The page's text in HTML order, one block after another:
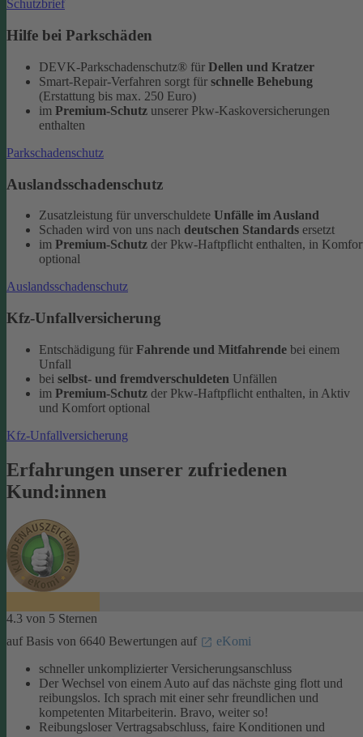
Schutzbrief
Hilfe bei Parkschäden
DEVK-Parkschadenschutz® für Dellen und Kratzer
Smart-Repair-Verfahren sorgt für schnelle Behebung
(Erstattung bis max. 250 Euro)
im Premium-Schutz unserer Pkw-Kaskoversicherungen
enthalten
Parkschadenschutz
Auslandsschadenschutz
Zusatzleistung für unverschuldete Unfälle im Ausland
Schaden wird von uns nach deutschen Standards ersetzt
im Premium-Schutz der Pkw-Haftpflicht enthalten, in
optional
Auslandsschadenschutz
Kfz-Unfallversicherung
Entschädigung für Fahrende und Mitfahrende bei einem
Unfall
bei selbst- und fremdverschuldeten Unfällen
im Premium-Schutz der Pkw-Haftpflicht enthalten, in Aktiv
und Komfort optional
Kfz-Unfallversicherung
Erfahrungen unserer zufriedenen
Kund:innen
4.3 von 5 Sternen
auf Basis von 6640 Bewertungen auf
eKomi
schneller unkomplizierter Versicherungsanschluss
Der Wechsel von einem Auto auf das nächste ging flott und
reibungslos. Ich sprach mit einer sehr freundlichen und
kompetenten Mitarbeiterin. Bravo, weiter so!
Reibungsloser Vertragsabschluss, faire Konditionen und